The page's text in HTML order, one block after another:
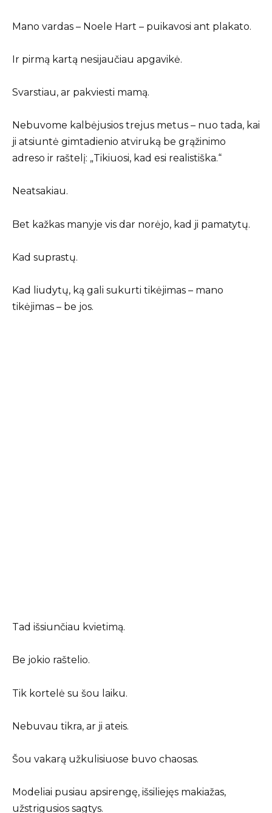
Mano vardas – Noele Hart – puikavosi ant plakato.
Ir pirmą kartą nesijaučiau apgavikė.
Svarstiau, ar pakviesti mamą.
Nebuvome kalbėjusios trejus metus – nuo tada, kai
ji atsiuntė gimtadienio atviruką be grąžinimo
adreso ir raštelį: „Tikiuosi, kad esi realistiška.“
Neatsakiau.
Bet kažkas manyje vis dar norėjo, kad ji pamatytų.
Kad suprastų.
Kad liudytų, ką gali sukurti tikėjimas – mano
tikėjimas – be jos.
Tad išsiunčiau kvietimą.
Be jokio raštelio.
Tik kortelė su šou laiku.
Nebuvau tikra, ar ji ateis.
Šou vakarą užkulisiuose buvo chaosas.
Modeliai pusiau apsirengę, išsiliejęs makiažas,
užstrigusios sagtys.